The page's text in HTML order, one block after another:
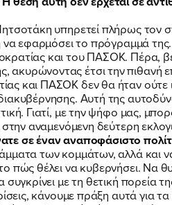
ΠΟΙΑ
ΕΡΓΟ
ΝΕΑ
υπηρετεί πλήρως τον
εφαρμόσει το πρόγραμμά
και του ΠΑΣΟΚ. Πέρα,
έτσι την πιθανή
και ΠΑΣΟΚ δεν θα ήταν ούτε
Αυτή της
Γιατί, με την ψήφο μας,
αναμενόμενη δεύτερη
σε έναν αναποφάσιστο
των κομμάτων, αλλά και
πώς θέλει να κυβερνήσει. Να
με τη θετική
κάνουμε πράξη αυτά για